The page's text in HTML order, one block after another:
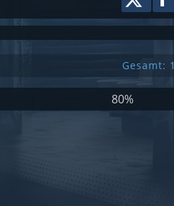
Gesamt: 1
80%